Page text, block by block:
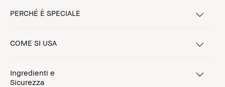
PERCHÉ È SPECIALE
COME SI USA
Ingredienti e
Sicurezza